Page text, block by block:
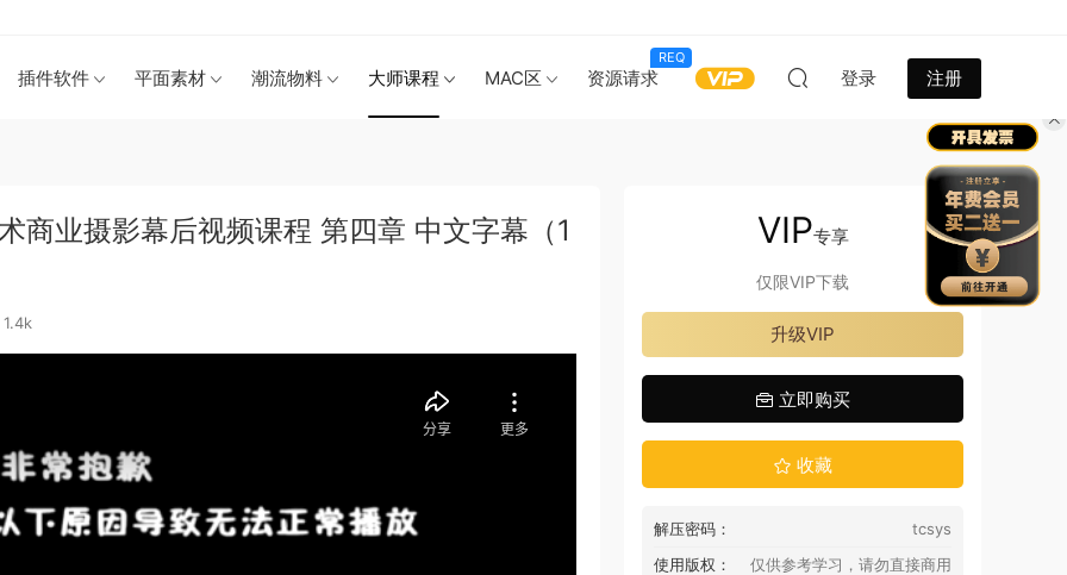
插件软件 平面素材 潮流物料 大师课程 MAC区 资源请求
REQ
登录 注册
商业摄影幕后视频课程 第四章 中文字幕（1
1.4k
VIP专享
仅限VIP下载
升级VIP
立即购买
收藏
解压密码：
tcsys
使用版权：
仅供参考学习，请勿直接商用